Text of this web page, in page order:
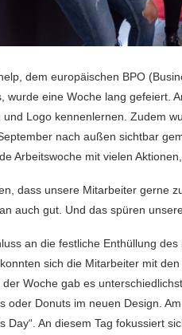
dem europäischen BPO
wurde eine Woche lang gefeiert.
und Logo kennenlernen. Zudem
nach außen sichtbar
Arbeitswoche mit vielen
dass unsere Mitarbeiter gerne
auch gut. Und das spüren
an die festliche Enthüllung
sich die Mitarbeiter mit
der Woche gab es
oder Donuts im neuen Design.
Day“. An diesem Tag fokussiert